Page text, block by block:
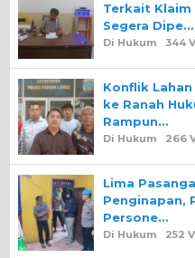
Terkait Klaim
Segera Dipe…
Di Hukum 344
Konflik
ke Ranah
Rampun…
Di Hukum 266
Lima
Penginapan,
Persone…
Di Hukum 252